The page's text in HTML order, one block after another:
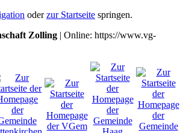
oderzur Startseite springen.
Zolling | Online: https://www.vg-